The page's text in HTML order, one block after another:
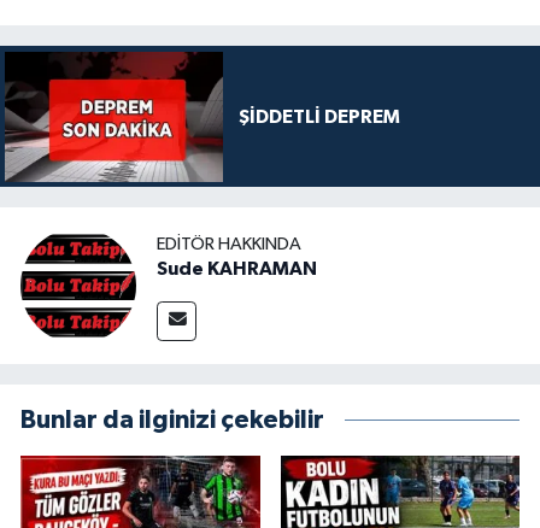
ŞİDDETLİ DEPREM
EDITÖR HAKKINDA
Sude KAHRAMAN
Bunlar da ilginizi çekebilir